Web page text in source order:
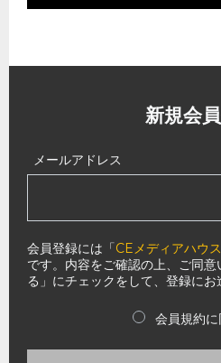
新規会
メールアドレス
会員登録には「CEメディアハウ
です。内容をご確認の上、ご同
る」にチェックをして、登録にお
会員規約に